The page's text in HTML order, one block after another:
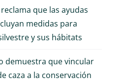
que las ayudas
medidas para
y sus hábitats
demuestra que vincular
caza a la conservación